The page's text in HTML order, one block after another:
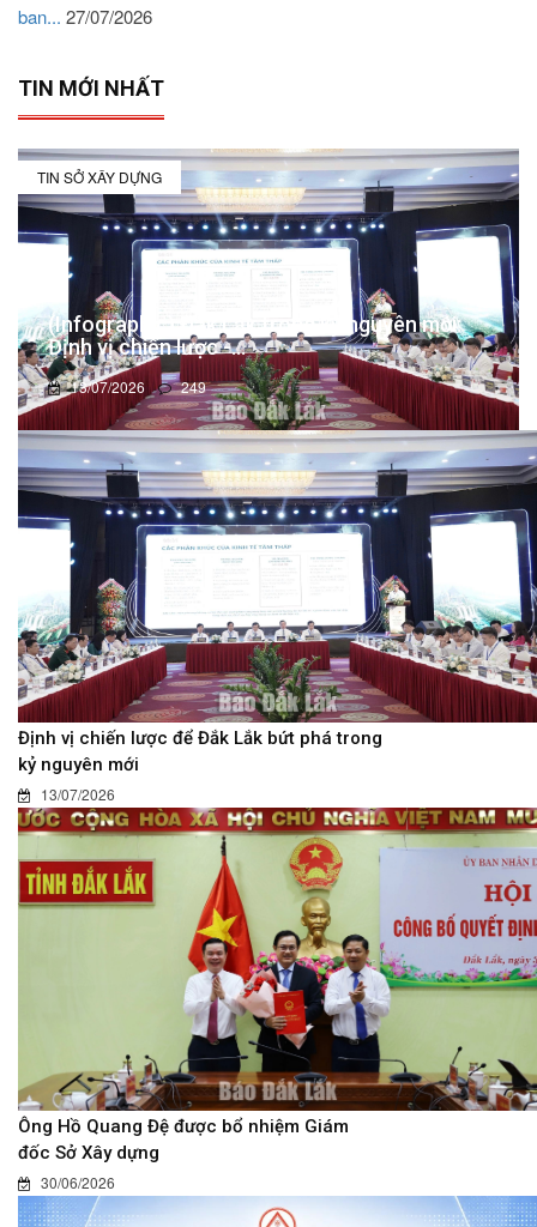
ban... 27/07/2026
TIN MỚI NHẤT
TIN SỞ XÂY DỰNG
(Infographic) Đắk Lắk trong kỷ nguyên mới:
Định vị chiến lược -...
13/07/2026 249
Định vị chiến lược để Đắk Lắk bứt phá trong
kỷ nguyên mới
13/07/2026
Ông Hồ Quang Đệ được bổ nhiệm Giám
đốc Sở Xây dựng
30/06/2026